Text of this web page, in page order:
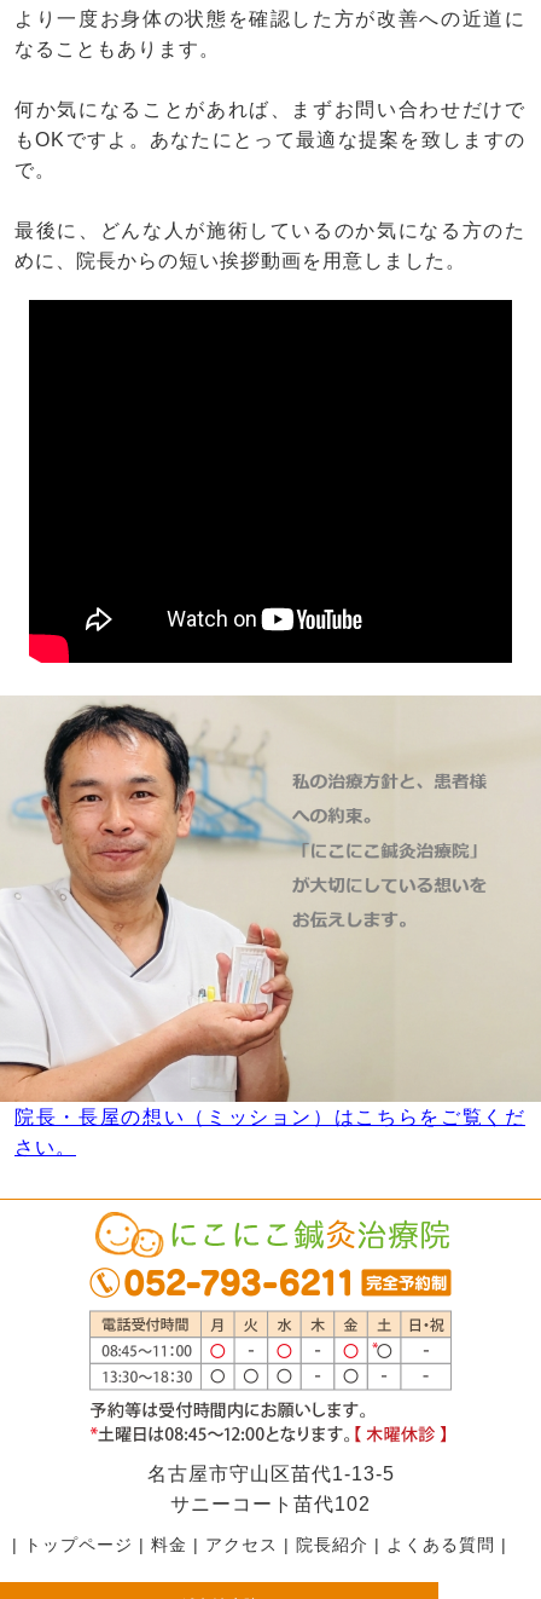
より一度お身体の状態を確認した方が改善への近道に
なることもあります。
何か気になることがあれば、まずお問い合わせだけで
もOKですよ。あなたにとって最適な提案を致しますの
で。
最後に、どんな人が施術しているのか気になる方のた
めに、院長からの短い挨拶動画を用意しました。
院長・長屋の想い（ミッション）はこちらをご覧くだ
さい。
名古屋市守山区苗代1-13-5
サニーコート苗代102
| トップページ | 料金 | アクセス | 院長紹介 | よくある質問 |